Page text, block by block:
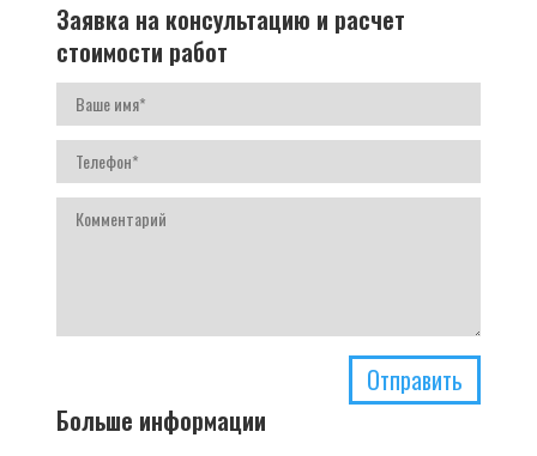
Заявка на консультацию и расчет
стоимости работ
Отправить
Больше информации